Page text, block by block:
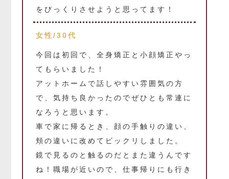
をびっくりさせようと思ってます！
女性/30代
今回は初回で、全身矯正と小顔矯正やっ
てもらいました！
アットホームで話しやすい雰囲気の方
で、気持ち良かったのでぜひとも常連に
なろうと思います。
車で家に帰るとき、顔の手触りの違い、
頬の違いに改めてビックリしました。
鏡で見るのと触るのだとまた違うんです
ね！職場が近いので、仕事帰りにも行き